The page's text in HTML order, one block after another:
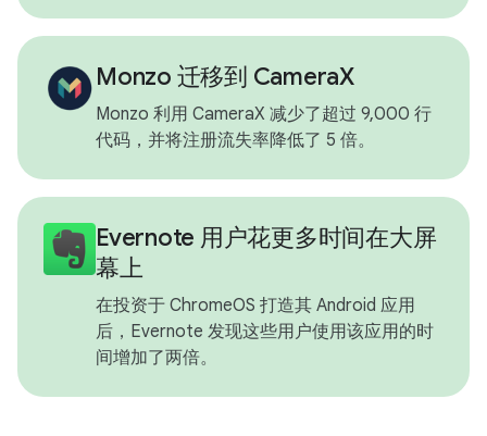
Monzo 迁移到 CameraX
Monzo 利用 CameraX 减少了超过 9,000 行
代码，并将注册流失率降低了 5 倍。
Evernote 用户花更多时间在大屏
幕上
在投资于 ChromeOS 打造其 Android 应用
后，Evernote 发现这些用户使用该应用的时
间增加了两倍。